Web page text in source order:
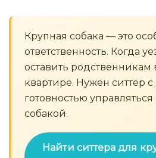
Крупная собака — это
ответственность. Когда
оставить родственникам
квартире. Нужен ситтер
готовностью
собакой.
Найти ситтера для